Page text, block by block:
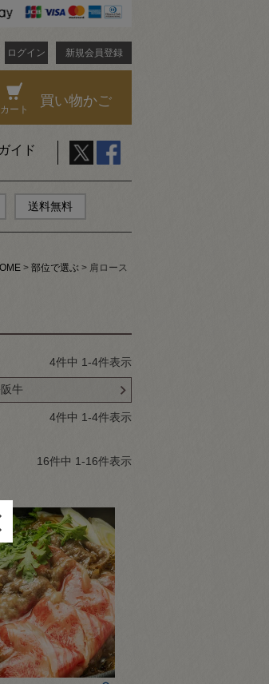
ログイン 新規会員登録
カート
買い物かご
イド
送料無料
部位で選ぶ 肩ロース
4件中 1-4件表示
牛
4件中 1-4件表示
16件中 1-16件表示